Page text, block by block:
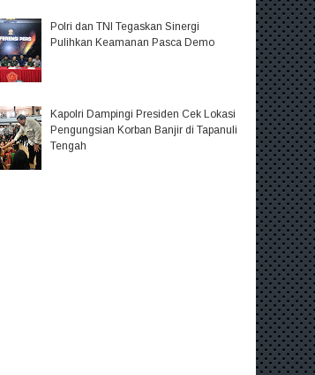
Polri dan TNI Tegaskan Sinergi
Pulihkan Keamanan Pasca Demo
Kapolri Dampingi Presiden Cek Lokasi
Pengungsian Korban Banjir di Tapanuli
Tengah